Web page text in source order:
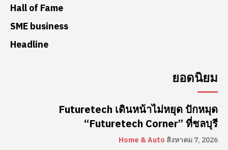
Hall of Fame
SME business
Headline
ยอดนิยม
Futuretech เดินหน้าไม่หยุด ปักหมุด
“Futuretech Corner” ที่ชลบุรี
Home & Auto สิงหาคม 7, 2026